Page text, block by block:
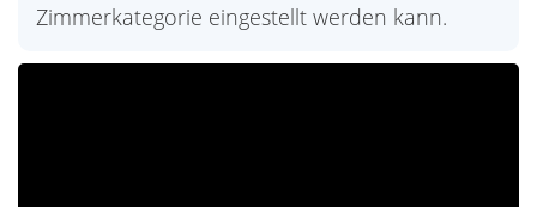
Zimmerkategorie eingestellt werden kann.